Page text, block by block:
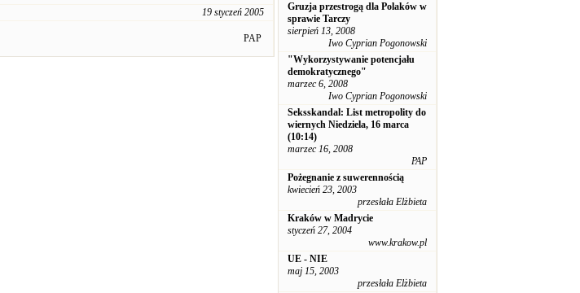
19 styczeń 2005
PAP
Gruzja przestrogą dla Polaków w
sprawie Tarczy
sierpień 13, 2008
Iwo Cyprian Pogonowski
"Wykorzystywanie potencjału
demokratycznego"
marzec 6, 2008
Iwo Cyprian Pogonowski
Seksskandal: List metropolity do
wiernych Niedziela, 16 marca
(10:14)
marzec 16, 2008
PAP
Pożegnanie z suwerennością
kwiecień 23, 2003
przesłała Elżbieta
Kraków w Madrycie
styczeń 27, 2004
www.krakow.pl
UE - NIE
maj 15, 2003
przesłała Elżbieta